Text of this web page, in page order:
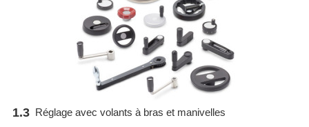
1.3 Réglage avec volants à bras et manivelles